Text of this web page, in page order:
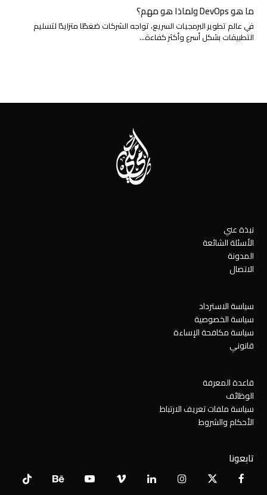
ما هو DevOps ولماذا هو مهم؟
في عالم تطوير البرمجيات السريع، تواجه الشركات ضغطًا متزايدًا لتسليم
التطبيقات بشكل أسرع وأكثر كفاءة…
نبذة عني
الأسئلة الشائعة
المدونة
الاتصال
سياسة الاسترداد
سياسة الخصوصية
سياسة مكافحة الإساءة
قانوني
قاعدة المعرفة
الوظائف
سياسة ملفات تعريف الارتباط
الأحكام والشروط
تابعونا
Facebook
X
Instagram
LinkedIn
Vimeo
YouTube
Behance
Tiktok